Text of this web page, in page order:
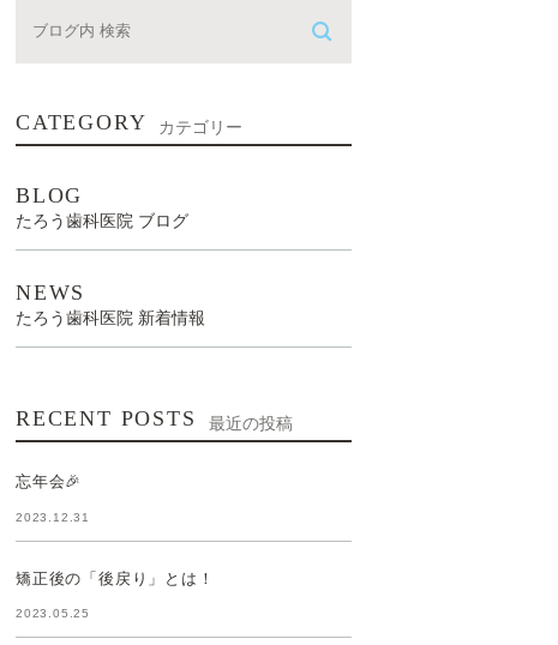
CATEGORY カテゴリー
BLOG
たろう歯科医院 ブログ
NEWS
たろう歯科医院 新着情報
RECENT POSTS 最近の投稿
忘年会🎉
2023.12.31
矯正後の「後戻り」とは！
2023.05.25